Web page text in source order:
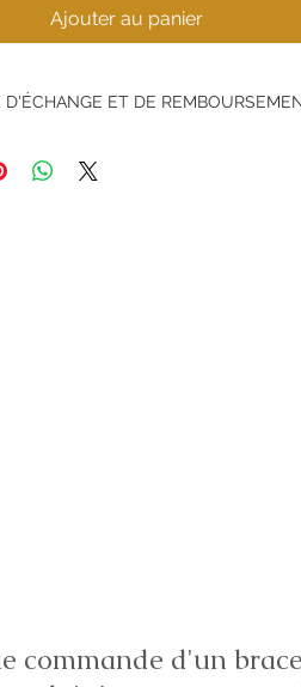
Ajouter au panier
D'ÉCHANGE ET DE
commande d'un